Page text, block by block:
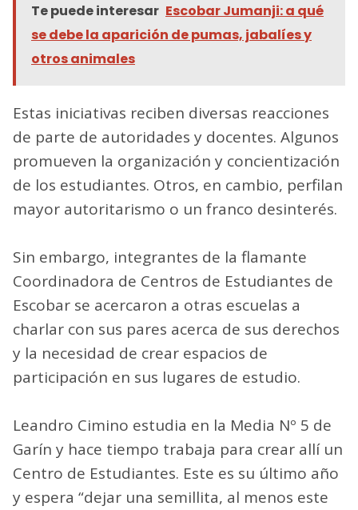
Te puede interesar Escobar Jumanji: a qué
se debe la aparición de pumas, jabalíes y
otros animales
Estas iniciativas reciben diversas reacciones
de parte de autoridades y docentes. Algunos
promueven la organización y concientización
de los estudiantes. Otros, en cambio, perfilan
mayor autoritarismo o un franco desinterés.
Sin embargo, integrantes de la flamante
Coordinadora de Centros de Estudiantes de
Escobar se acercaron a otras escuelas a
charlar con sus pares acerca de sus derechos
y la necesidad de crear espacios de
participación en sus lugares de estudio.
Leandro Cimino estudia en la Media Nº 5 de
Garín y hace tiempo trabaja para crear allí un
Centro de Estudiantes. Este es su último año
y espera “dejar una semillita, al menos este